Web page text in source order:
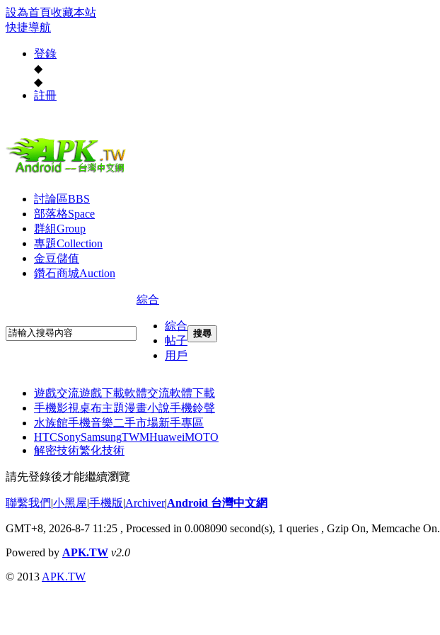
設為首頁收藏本站
快捷導航
登錄
◆
◆
註冊
討論區BBS
部落格Space
群組Group
專題Collection
金豆儲值
鑽石商城Auction
綜合
綜合
帖子
用戶
搜尋
遊戲交流遊戲下載軟體交流軟體下載
手機影視桌布主題漫畫小說手機鈴聲
水族館手機音樂二手市場新手專區
HTCSonySamsungTWMHuaweiMOTO
解密技術繁化技術
請先登錄後才能繼續瀏覽
聯繫我們|小黑屋|手機版|Archiver|Android 台灣中文網
GMT+8, 2026-8-7 11:25 , Processed in 0.008090 second(s), 1 queries , Gzip On, Memcache On.
Powered by APK.TW v2.0
© 2013 APK.TW